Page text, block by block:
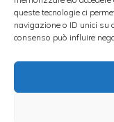
queste tecnologie ci
navigazione o ID unici su
consenso può influire
Mescolare il
zuppa e
alloro e i